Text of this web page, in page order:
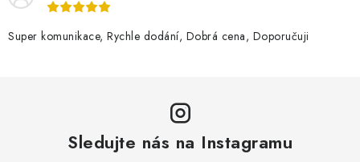
Super komunikace, Rychle dodání, Dobrá cena, Doporučuji
Sledujte nás na Instagramu